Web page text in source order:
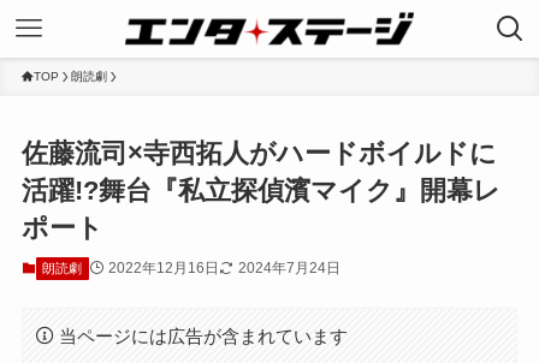
TOP 朗読劇
佐藤流司×寺西拓人がハードボイルドに
活躍!?舞台『私立探偵濱マイク』開幕レ
ポート
朗読劇 2022年12月16日 2024年7月24日
当ページには広告が含まれています